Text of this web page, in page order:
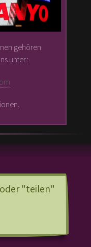
gehören
unter:
"teilen"